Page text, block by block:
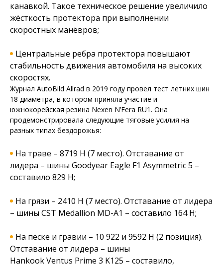
канавкой. Такое техническое решение увеличило
жёсткость протектора при выполнении
скоростных манёвров;
Центральные ребра протектора повышают
стабильность движения автомобиля на высоких
скоростях.
Журнал AutoBild Allrad в 2019 году провел тест летних шин
18 диаметра, в котором приняла участие и
южнокорейская резина Nexen N’Fera RU1. Она
продемонстрировала следующие тяговые усилия на
разных типах бездорожья:
На траве – 8719 Н (7 место). Отставание от
лидера – шины Goodyear Eagle F1 Asymmetric 5 –
составило 829 Н;
На грязи – 2410 Н (7 место). Отставание от лидера
– шины CST Medallion MD-A1 – составило 164 Н;
На песке и гравии – 10 922 и 9592 Н (2 позиция).
Отставание от лидера – шины
Hankook Ventus Prime 3 K125 – составило,